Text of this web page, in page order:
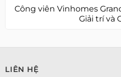
Công viên Vinhomes
Giải trí và
LIÊN HỆ